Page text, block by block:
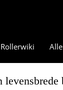
Rollerwiki